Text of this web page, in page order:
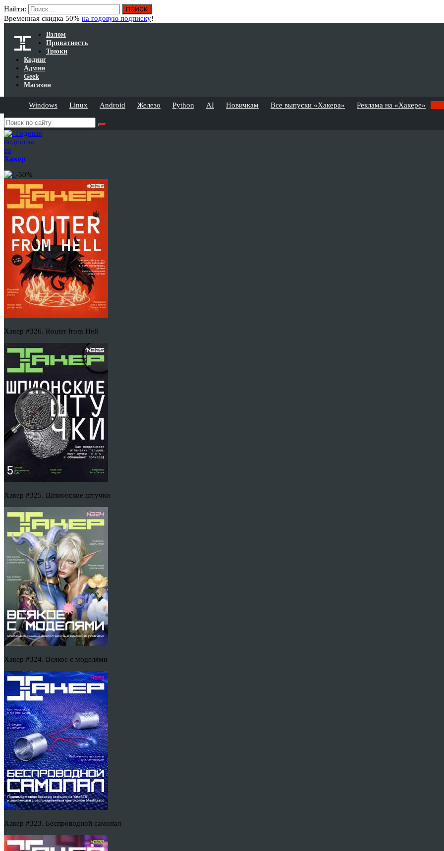
Найти:
Временная скидка 50% на годовую подписку!
Взлом
Приватность
Трюки
Кодинг
Админ
Geek
Магазин
Windows Linux Android Железо Python AI Новичкам Все выпуски «Хакера» Реклама на «Хакере»
Годовая
подписка
на
Хакер
-50%
Хакер #326. Router from Hell
Хакер #325. Шпионские штучки
Хакер #324. Всякое с моделями
Хакер #323. Беспроводной самопал